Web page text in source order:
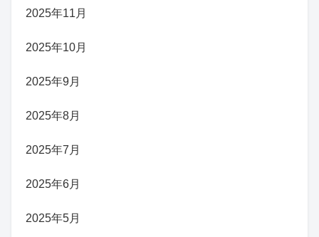
2025年11月
2025年10月
2025年9月
2025年8月
2025年7月
2025年6月
2025年5月